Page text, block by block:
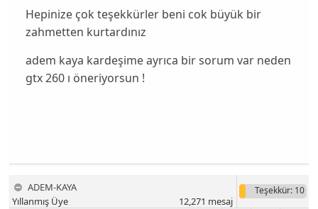
Hepinize çok teşekkürler beni cok büyük bir
zahmetten kurtardınız
adem kaya kardeşime ayrıca bir sorum var neden
gtx 260 ı öneriyorsun !
ADEM-KAYA
Yıllanmış Üye
Teşekkür: 10
12,271 mesaj